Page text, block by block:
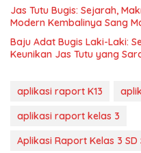
Jas Tutu Bugis: Sejarah,
Modern Kembalinya Sang
Baju Adat Bugis Laki-Laki:
Keunikan Jas Tutu yang
aplikasi raport K13
aplikasi raport kelas 3
Aplikasi Raport Kelas 3 SD